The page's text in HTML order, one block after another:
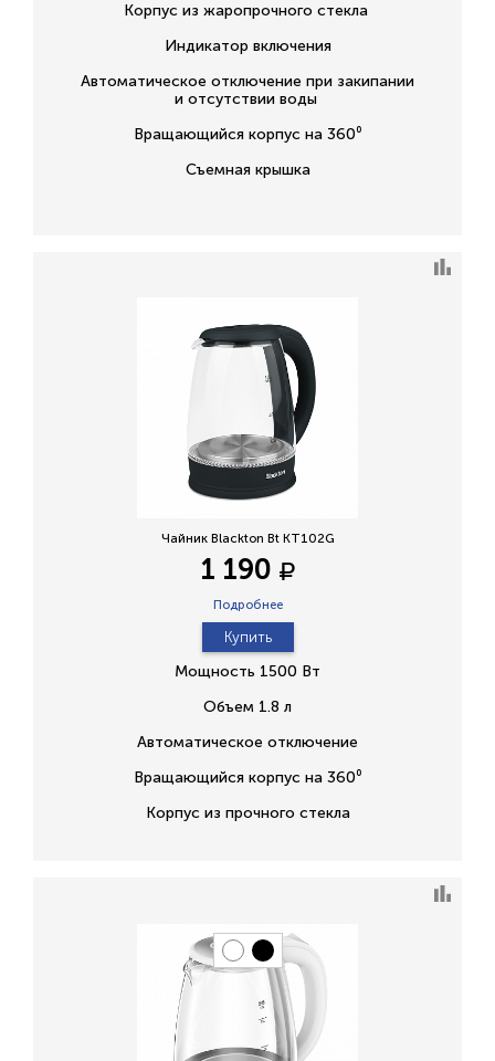
Корпус из жаропрочного стекла
Индикатор включения
Автоматическое отключение при закипании
и отсутствии воды
Вращающийся корпус на 360⁰
Съемная крышка
Чайник Blackton Bt KT102G
1 190
Подробнее
Купить
Мощность 1500 Вт
Объем 1.8 л
Автоматическое отключение
Вращающийся корпус на 360⁰
Корпус из прочного стекла